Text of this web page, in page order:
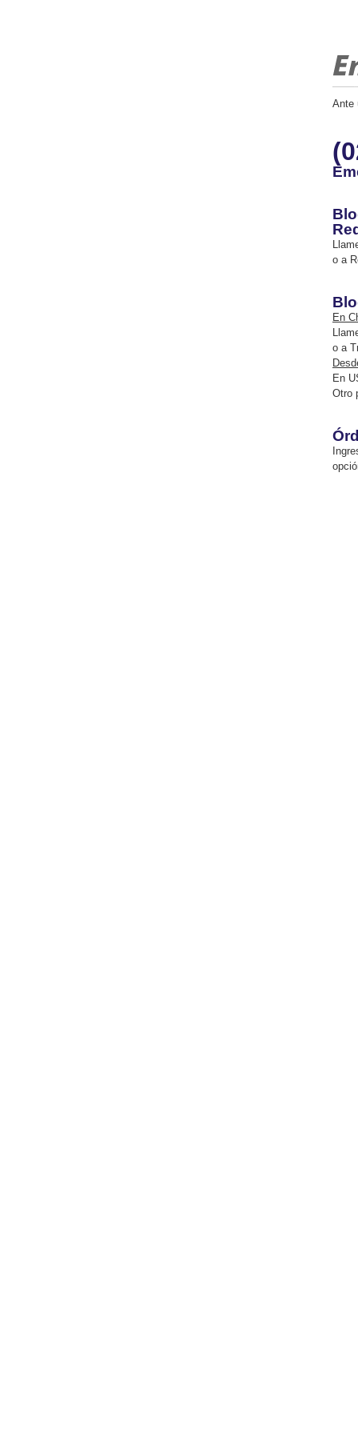
Ante
o a
En
o a
En
Otro